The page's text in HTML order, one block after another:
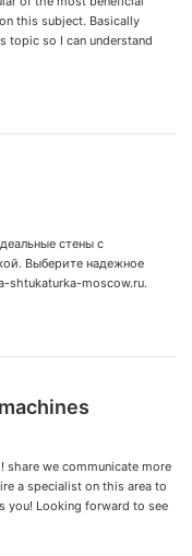
this subject. Basically
topic so I can understand
стены с
Выберите надежное
shtukaturka-moscow.ru.
:
share we communicate more
a specialist on this area to
you! Looking forward to see